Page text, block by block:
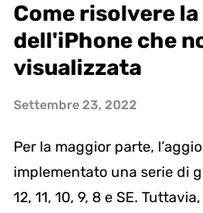
Come risolvere
dell'iPhone che
visualizzata
Settembre 23, 2022
Per la maggior parte,
implementato una serie di
12, 11, 10, 9, 8 e SE.